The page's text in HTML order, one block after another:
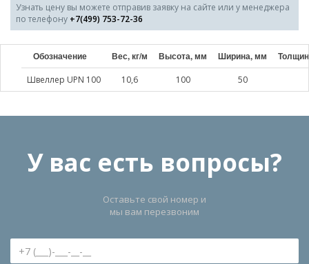
Узнать цену вы можете отправив заявку на сайте или у менеджера
по телефону +7(499) 753-72-36
Обозначение Вес, кг/м Высота, мм Ширина, мм
Швеллер UPN 100 10,6 100 50
У вас есть вопросы?
Оставьте свой номер и
мы вам перезвоним